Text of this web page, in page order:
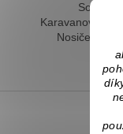
Solární
Karavanové
Nosiče kol